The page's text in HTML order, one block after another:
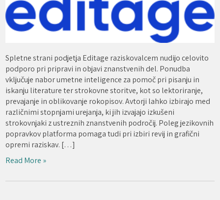
Spletne strani podjetja Editage raziskovalcem nudijo celovito
podporo pri pripravi in objavi znanstvenih del. Ponudba
vključuje nabor umetne inteligence za pomoč pri pisanju in
iskanju literature ter strokovne storitve, kot so lektoriranje,
prevajanje in oblikovanje rokopisov. Avtorji lahko izbirajo med
različnimi stopnjami urejanja, ki jih izvajajo izkušeni
strokovnjaki z ustreznih znanstvenih področij. Poleg jezikovnih
popravkov platforma pomaga tudi pri izbiri revij in grafični
opremi raziskav. […]
Read More »